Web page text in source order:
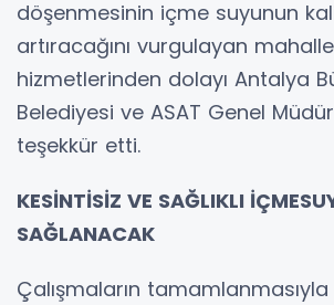
döşenmesinin içme suyunun
artıracağını vurgulayan
hizmetlerinden dolayı Antalya
Belediyesi ve ASAT Genel
teşekkür etti.
KESİNTİSİZ VE SAĞLIKLI
SAĞLANACAK
Çalışmaların